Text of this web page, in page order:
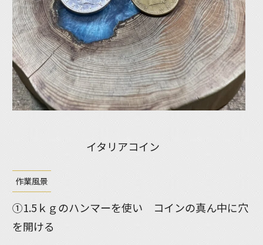
イタリアコイン
作業風景
①1.5ｋｇのハンマーを使い コインの真ん中に穴
を開ける